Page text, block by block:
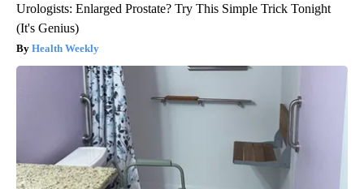
Urologists: Enlarged Prostate? Try This Simple Trick Tonight
(It's Genius)
Health Weekly